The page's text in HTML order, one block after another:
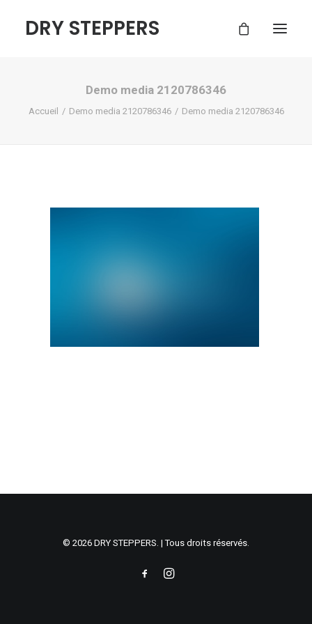
DRY STEPPERS
ACCUEIL
Demo media 2120786346
Accueil Demo media 2120786346 Demo media 2120786346
© 2026 DRY STEPPERS. | Tous droits réservés.